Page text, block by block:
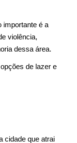
importante é a
violência,
dessa área.
de lazer e
cidade que atrai